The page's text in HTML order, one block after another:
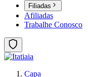
Filiadas
Afiliadas
Trabalhe Conosco
Capa